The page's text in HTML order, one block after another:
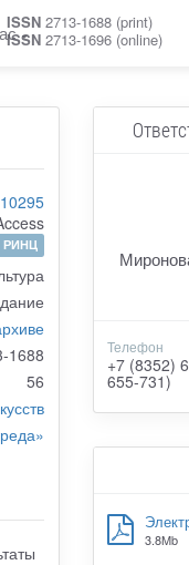
ISSN 2713-1688 (print)
ISSN 2713-1696 (online)
РИНЦ
1688
56
Телефон
+7 (8352)
655-731)
3.8Mb